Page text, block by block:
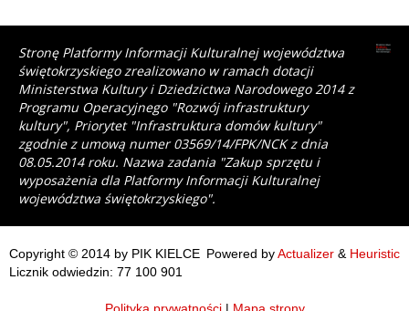
Stronę Platformy Informacji Kulturalnej województwa
świętokrzyskiego zrealizowano w ramach dotacji
Ministerstwa Kultury i Dziedzictwa Narodowego 2014 z
Programu Operacyjnego "Rozwój infrastruktury
kultury", Priorytet "Infrastruktura domów kultury"
zgodnie z umową numer 03569/14/FPK/NCK z dnia
08.05.2014 roku. Nazwa zadania "Zakup sprzętu i
wyposażenia dla Platformy Informacji Kulturalnej
województwa świętokrzyskiego".
Powered byActualizer & Heuristic
Copyright © 2014 by PIK KIELCE
Licznik odwiedzin: 77 100 901